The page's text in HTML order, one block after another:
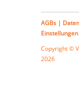
AGBs |
Einstellungen
Copyright ©
2026